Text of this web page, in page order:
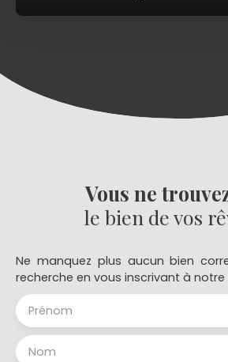
Vous ne
le bien de vos
Ne manquez plus aucun bien
recherche en vous inscrivant à
Prénom
Nom